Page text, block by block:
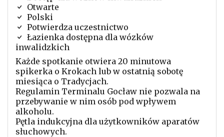
Otwarte
Polski
Potwierdza uczestnictwo
Łazienka dostępna dla wózków
inwalidzkich
Każde spotkanie otwiera 20 minutowa
spikerka o Krokach lub w ostatnią sobotę
miesiąca o Tradycjach.
Regulamin Terminalu Gocław nie pozwala na
przebywanie w nim osób pod wpływem
alkoholu.
Pętla indukcyjna dla użytkowników aparatów
słuchowych.